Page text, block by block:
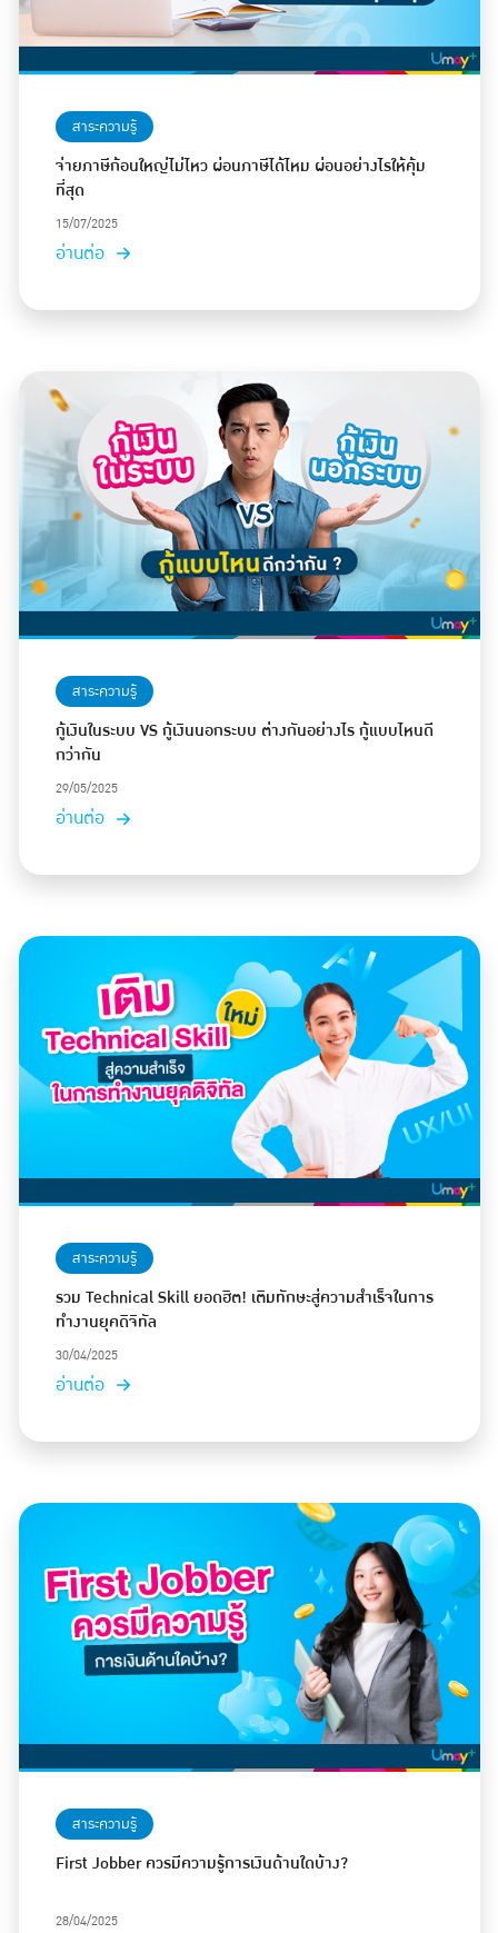
สาระความรู้
จ่ายภาษีก้อนใหญ่ไม่ไหว ผ่อนภาษีได้ไหม ผ่อนอย่างไรให้คุ้ม
ที่สุด
15/07/2025
อ่านต่อ
สาระความรู้
กู้เงินในระบบ VS กู้เงินนอกระบบ ต่างกันอย่างไร กู้แบบไหนดี
กว่ากัน
29/05/2025
อ่านต่อ
สาระความรู้
รวม Technical Skill ยอดฮิต! เติมทักษะสู่ความสำเร็จในการ
ทำงานยุคดิจิทัล
30/04/2025
อ่านต่อ
สาระความรู้
First Jobber ควรมีความรู้การเงินด้านใดบ้าง?
28/04/2025